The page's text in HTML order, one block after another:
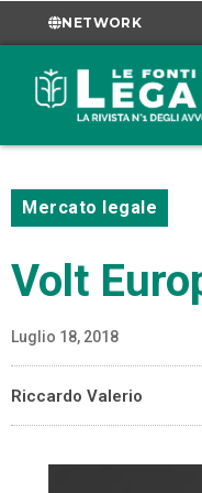
NETWORK
Mercato legale
Volt
Luglio 18, 2018
Riccardo Valerio